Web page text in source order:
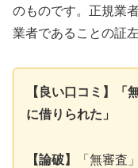
のものです。正規業
業者であることの証左
【良い口コミ】「
に借りられた」
【論破】
「無審査